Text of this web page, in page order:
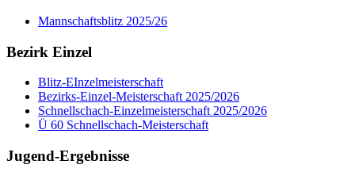
Mannschaftsblitz 2025/26
Bezirk Einzel
Blitz-EInzelmeisterschaft
Bezirks-Einzel-Meisterschaft 2025/2026
Schnellschach-Einzelmeisterschaft 2025/2026
Ü 60 Schnellschach-Meisterschaft
Jugend-Ergebnisse